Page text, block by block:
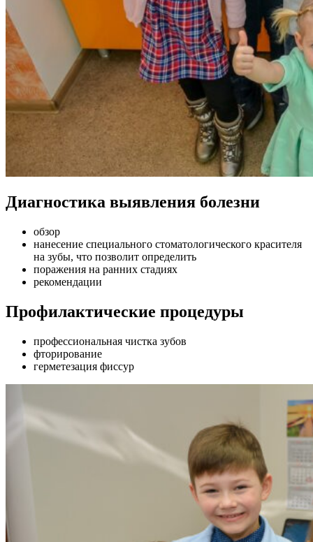
Диагностика выявления болезни
обзор
нанесение специального стоматологического красителя
на зубы, что позволит определить
поражения на ранних стадиях
рекомендации
Профилактические процедуры
профессиональная чистка зубов
фторирование
герметезация фиссур